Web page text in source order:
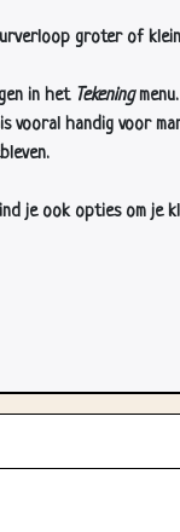
groter of
in het Tekeningmenu.
vooral handig voor
je ook opties om je